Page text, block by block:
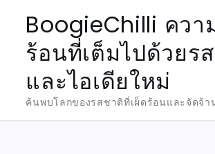
content
BoogieChilli ควา
ร้อนที่เต็มไปด้วยร
และไอเดียใหม่
ค้นพบโลกของรสชาติที่เผ็ดร้อนและจัดจ้า